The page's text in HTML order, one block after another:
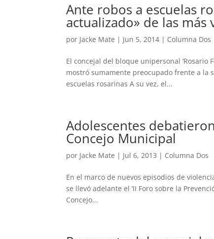
Ante robos a escuelas
actualizado» de las más
por Jacke Mate | Jun 5, 2014 | Columna Dos
El concejal del bloque unipersonal ‘Rosario
mostró sumamente preocupado frente a la
escuelas rosarinas A su vez, el...
Adolescentes
Concejo Municipal
por Jacke Mate | Jul 6, 2013 | Columna Dos
En el marco de nuevos episodios de
se llevó adelante el ‘II Foro sobre la
Concejo...